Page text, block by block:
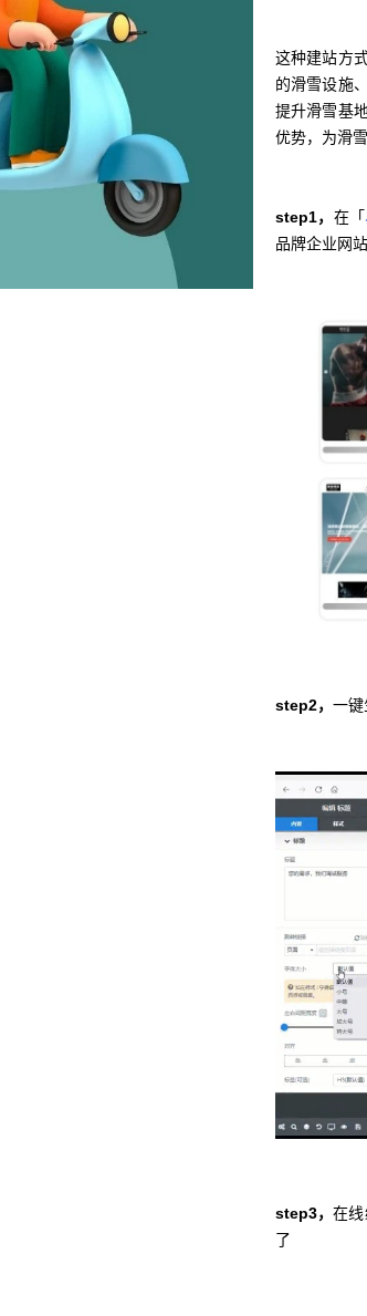
这种建站方
的滑雪设施
提升滑雪基
优势，为滑
step1， 在「
品牌企业网站
step2， 一键
step3，在
了